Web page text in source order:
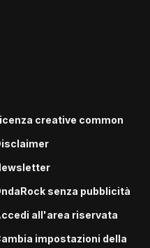
creative common
senza pubblicità
all'area riservata
impostazioni della